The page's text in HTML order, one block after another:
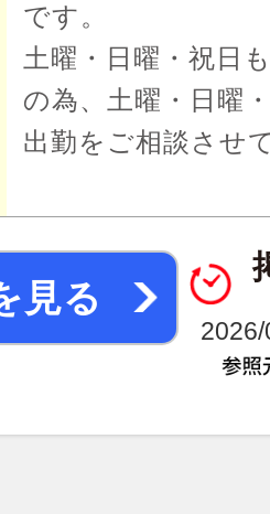
です。
土曜・日曜・祝日
の為、土曜・日曜
出勤をご相談させ
見る